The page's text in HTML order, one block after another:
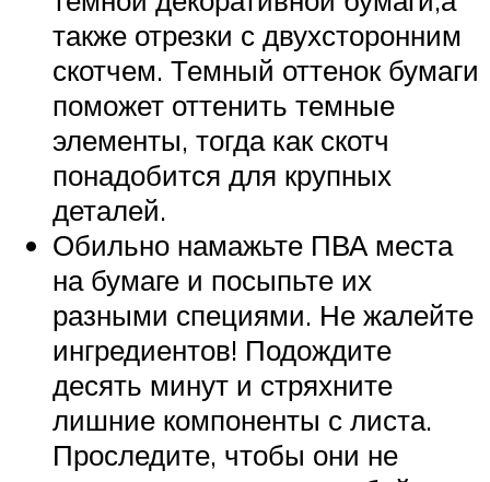
также отрезки с двухсторонним
скотчем. Темный оттенок бумаги
поможет оттенить темные
элементы, тогда как скотч
понадобится для крупных
деталей.
Обильно намажьте ПВА места
на бумаге и посыпьте их
разными специями. Не жалейте
ингредиентов! Подождите
десять минут и стряхните
лишние компоненты с листа.
Проследите, чтобы они не